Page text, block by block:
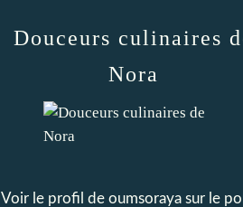
Douceurs culinaires
Nora
Voir le profil de oumsorayasur le